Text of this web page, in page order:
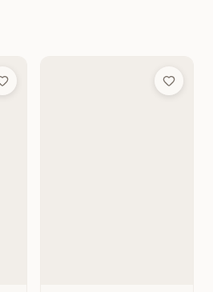
Add to Wish List Add to